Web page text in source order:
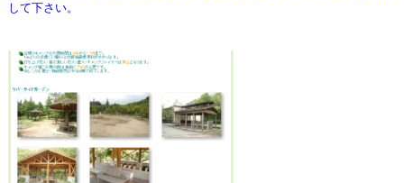
して下さい。